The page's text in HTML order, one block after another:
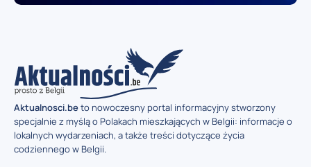
Aktualnosci.beto nowoczesny portal informacyjny stworzony
specjalnie z myślą o Polakach mieszkających w Belgii: informacje o
lokalnych wydarzeniach, a także treści dotyczące życia
codziennego w Belgii.